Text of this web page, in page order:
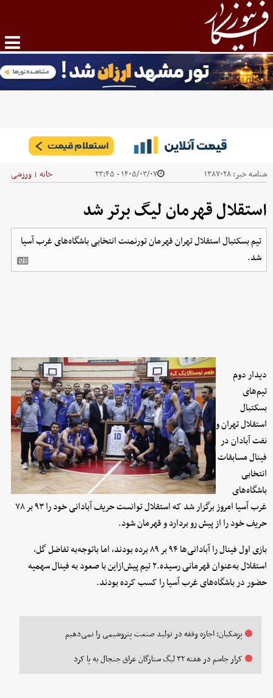
شناسه خبر:۱۳۸۷۰۲۸ ۱۴۰۵/۰۳/۰۷ - ۲۳:۴۵ خانه | ورزشی
استقلال قهرمان لیگ برتر شد
تیم بسکتبال استقلال تهران قهرمان تورنمنت انتخابی باشگاه‌های غرب آسیا
شد.
دیدار دوم
تیم‌های
بسکتبال
استقلال تهران و
نفت آبادان در
فینال مسابقات
انتخابی
باشگاه‌های
غرب آسیا امروز برگزار شد که استقلال توانست حریف آبادانی خود را ۹۳ بر ۷۸
حریف خود را از پیش رو بردارد و قهرمان شود.
بازی اول فینال را آبادانی‌ها ۹۴ بر ۸۹ برده بودند، اما باتوجه‌به تفاضل گل،
استقلال به‌عنوان قهرمانی رسیده.۲ تیم‌ پیش‌ازاین با صعود به فینال سهمیه
حضور در باشگاه‌های غرب آسیا را کسب کرده بودند.
پزشکیان: اجازه وقفه در تولید صنعت پتروشیمی را نمی‌دهیم
کرار جاسم در هفته ۳۲ لیگ ستارگان عراق جنجال به پا کرد